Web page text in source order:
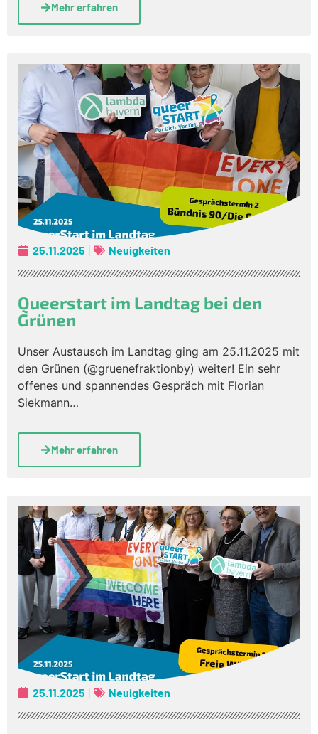
Mehr erfahren
25.11.2025 Neuigkeiten
Queerstart im Landtag bei den
Grünen
Unser Austausch im Landtag ging am 25.11.2025 mit
den Grünen (@gruenefraktionby) weiter! Ein sehr
offenes und spannendes Gespräch mit Florian
Siekmann…
Mehr erfahren
25.11.2025 Neuigkeiten